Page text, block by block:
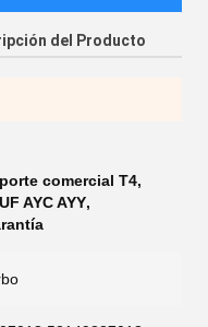
del Producto
comercial T4,
AYC AYY,